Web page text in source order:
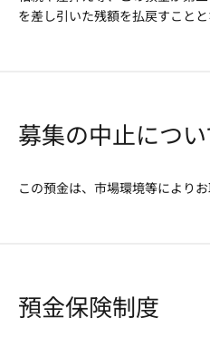
を差し引いた残額を払戻すことと
募集の中止につい
この預金は、市場環境等により
預金保険制度